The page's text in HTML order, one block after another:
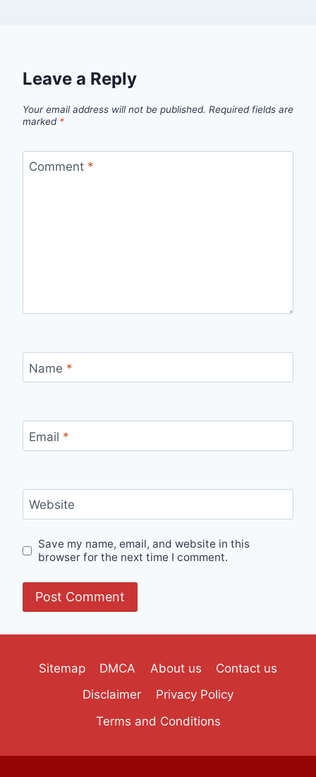
Leave a Reply
Your email address will not be published. Required fields are
marked *
Comment *
Name *
Email *
Website
Save my name, email, and website in this
browser for the next time I comment.
Sitemap DMCA About us
Contact us
Disclaimer
Privacy Policy
Terms and Conditions